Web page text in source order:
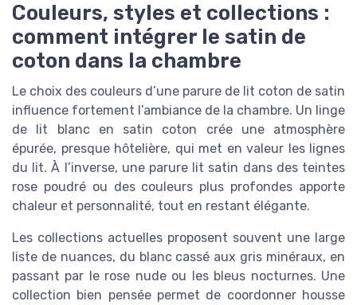
Couleurs, styles et collections :
comment intégrer le satin de
coton dans la chambre
Le choix des couleurs d’une parure de lit coton de satin
influence fortement l’ambiance de la chambre. Un linge
de lit blanc en satin coton crée une atmosphère
épurée, presque hôtelière, qui met en valeur les lignes
du lit. À l’inverse, une parure lit satin dans des teintes
rose poudré ou des couleurs plus profondes apporte
chaleur et personnalité, tout en restant élégante.
Les collections actuelles proposent souvent une large
liste de nuances, du blanc cassé aux gris minéraux, en
passant par le rose nude ou les bleus nocturnes. Une
collection bien pensée permet de coordonner housse